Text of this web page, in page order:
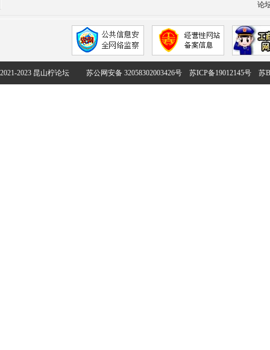
论
2021-2023 昆山柠论坛 苏公网安备 32058302003426号 苏ICP备19012145号 苏